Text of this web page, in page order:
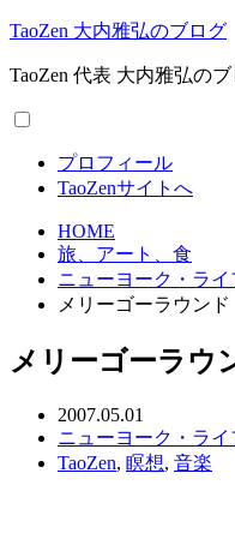
TaoZen 大内雅弘のブログ
TaoZen 代表 大内雅弘のブ
プロフィール
TaoZenサイトへ
HOME
旅、アート、食
ニューヨーク・ライ
メリーゴーラウンド
メリーゴーラウ
2007.05.01
ニューヨーク・ライ
TaoZen, 瞑想, 音楽